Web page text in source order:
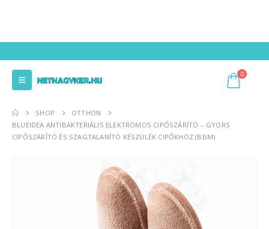
0
SHOP
OTTHON
BLUEIDEA ANTIBAKTERIÁLIS ELEKTROMOS CIPŐSZÁRÍTÓ – GYORS
CIPŐSZÁRÍTÓ ÉS SZAGTALANÍTÓ KÉSZÜLÉK CIPŐKHÖZ (BBM)